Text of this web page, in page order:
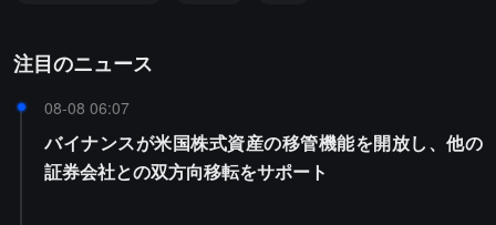
注目のニュース
08-08 06:07
バイナンスが米国株式資産の移管機能を開放し、他の
証券会社との双方向移転をサポート